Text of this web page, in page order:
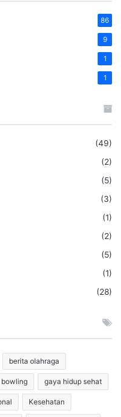
86
9
1
1
(49)
(2)
(5)
(3)
(1)
(2)
(5)
(1)
(28)
berita olahraga
bowling gaya hidup sehat
Kesehatan